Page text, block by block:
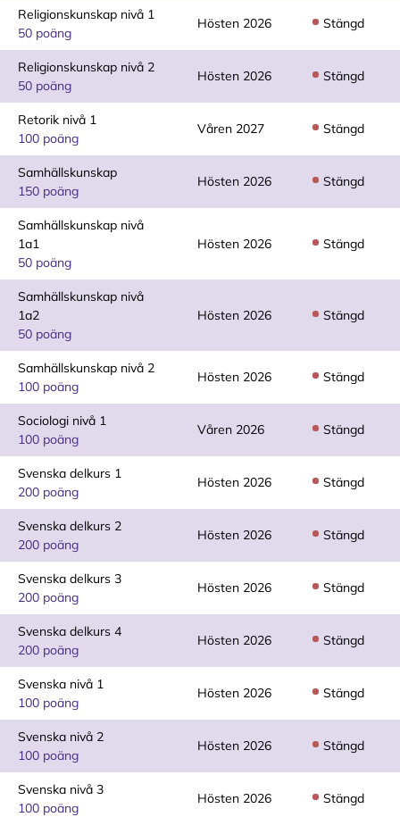
Religionskunskap nivå 1
50 poäng
Hösten 2026 Stängd
Religionskunskap nivå 2
50 poäng
Hösten 2026 Stängd
Retorik nivå 1
100 poäng
Våren 2027 Stängd
Samhällskunskap
150 poäng
Hösten 2026 Stängd
Samhällskunskap nivå
1a1
50 poäng
Hösten 2026 Stängd
Samhällskunskap nivå
1a2
50 poäng
Hösten 2026 Stängd
Samhällskunskap nivå 2
100 poäng
Hösten 2026 Stängd
Sociologi nivå 1
100 poäng
Våren 2026 Stängd
Svenska delkurs 1
200 poäng
Hösten 2026 Stängd
Svenska delkurs 2
200 poäng
Hösten 2026 Stängd
Svenska delkurs 3
200 poäng
Hösten 2026 Stängd
Svenska delkurs 4
200 poäng
Hösten 2026 Stängd
Svenska nivå 1
100 poäng
Hösten 2026 Stängd
Svenska nivå 2
100 poäng
Hösten 2026 Stängd
Svenska nivå 3
100 poäng
Hösten 2026 Stängd